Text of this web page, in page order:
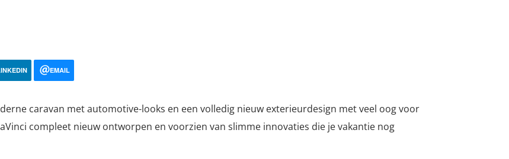
EMAIL
caravan met automotive-looks en een volledig nieuw exterieurdesign met veel oog voor
compleet nieuw ontworpen en voorzien van slimme innovaties die je vakantie nog